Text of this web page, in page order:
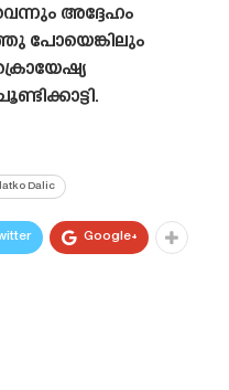
അദ്ദേഹം
പോയെങ്കിലും
Dalic
Google+